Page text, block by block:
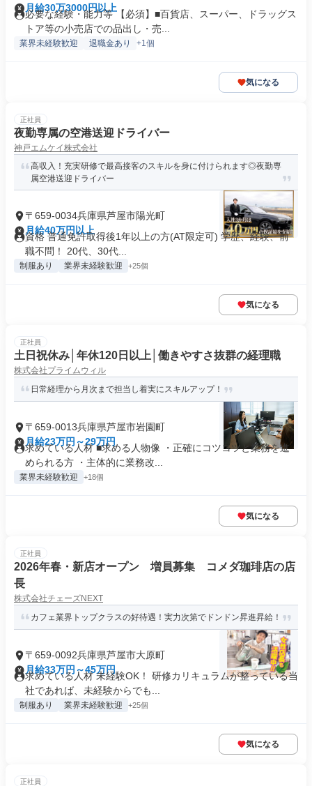
月給30万3000円以上
必要な経験・能力等 【必須】■百貨店、スーパー、ドラッグス
トア等の小売店での品出し・売...
業界未経験歓迎 退職金あり +1個
気になる
正社員
夜勤専属の空港送迎ドライバー
神戸エムケイ株式会社
高収入！充実研修で最高接客のスキルを身に付けられます◎夜勤専
属空港送迎ドライバー
〒659-0034兵庫県芦屋市陽光町
月給40万円以上
資格 普通免許取得後1年以上の方(AT限定可) 学歴、経験、前
職不問！ 20代、30代...
制服あり 業界未経験歓迎 +25個
気になる
正社員
土日祝休み│年休120日以上│働きやすさ抜群の経理職
株式会社プライムウィル
日常経理から月次まで担当し着実にスキルアップ！
〒659-0013兵庫県芦屋市岩園町
月給23万円～29万円
求めている人材 ■求める人物像 ・正確にコツコツと業務を進
められる方 ・主体的に業務改...
業界未経験歓迎 +18個
気になる
正社員
2026年春・新店オープン 増員募集 コメダ珈琲店の店
長
株式会社チェーズNEXT
カフェ業界トップクラスの好待遇！実力次第でドンドン昇進昇給！
〒659-0092兵庫県芦屋市大原町
月給33万円～45万円
求めている人材 未経験OK！ 研修カリキュラムが整っている当
社であれば、未経験からでも...
制服あり 業界未経験歓迎 +25個
気になる
正社員